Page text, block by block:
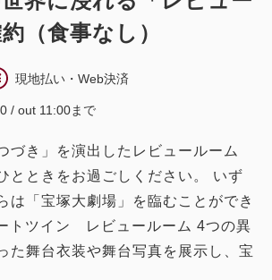
〕
宝塚大劇場が望めるお部屋）
レ セパレート
イン レビュールームG
547~
（食事なし）
現地払い・Web決済
/ out 11:00まで
づき」を演出したレビュールーム
とときをお過ごしください。 いず
は「宝塚大劇場」を臨むことができ
トツイン レビュールーム 4つの異
た舞台衣装や舞台写真を展示し、宝